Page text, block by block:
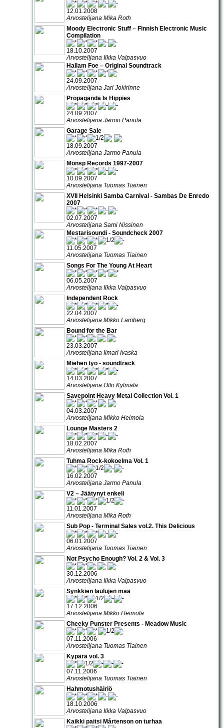
12.01.2008
Arvostelijana Mika Roth
Moody Electronic Stuff – Finnish Electronic Music
Compilation
18.10.2007
Arvostelijana Ilkka Valpasvuo
Hallam Foe – Original Soundtrack
24.09.2007
Arvostelijana Jari Jokirinne
Propaganda Is Hippies
24.09.2007
Arvostelijana Jarmo Panula
Garage Sale
18.09.2007
Arvostelijana Jarmo Panula
Monsp Records 1997-2007
10.09.2007
Arvostelijana Tuomas Tiainen
XVII Helsinki Samba Carnival - Sambas De Enredo
2007
02.07.2007
Arvostelijana Sami Nissinen
Mestarisoundi - Soundcheck 2007
11.05.2007
Arvostelijana Tuomas Tiainen
Songs For The Young At Heart
06.05.2007
Arvostelijana Ilkka Valpasvuo
Independent Rock
22.04.2007
Arvostelijana Mikko Lamberg
Bound for the Bar
23.03.2007
Arvostelijana Ilmari Ivaska
Miehen työ - soundtrack
14.03.2007
Arvostelijana Otto Kylmälä
Savepoint Heavy Metal Collection Vol. 1
04.03.2007
Arvostelijana Mikko Heimola
Lounge Masters 2
18.02.2007
Arvostelijana Mika Roth
Tuhma Rock-kokoelma Vol. 1
16.02.2007
Arvostelijana Jarmo Panula
V2 – Jäätynyt enkeli
11.01.2007
Arvostelijana Mika Roth
Sub Pop - Terminal Sales vol.2. This Delicious
06.01.2007
Arvostelijana Tuomas Tiainen
Not Psycho Enough? Vol. 2 & Vol. 3
30.12.2006
Arvostelijana Ilkka Valpasvuo
Synkkien laulujen maa
17.12.2006
Arvostelijana Mikko Heimola
Cheeky Punster Presents - Meadow Music
07.11.2006
Arvostelijana Tuomas Tiainen
Kypärä vol. 3
07.11.2006
Arvostelijana Tuomas Tiainen
Hahmotushäiriö
18.10.2006
Arvostelijana Ilkka Valpasvuo
Kaikki paitsi Mårtenson on turhaa